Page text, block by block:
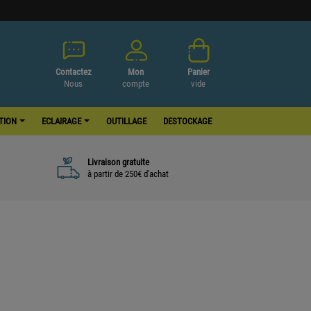
Contactez
Nous
Mon
compte
Panier
vide
ECLAIRAGE OUTILLAGE DESTOCKAGE
Livraison gratuite
à partir de 250€ d'achat